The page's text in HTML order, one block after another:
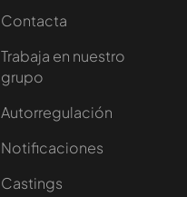
Contacta
Trabaja en nuestro
grupo
Autorregulación
Notificaciones
Castings